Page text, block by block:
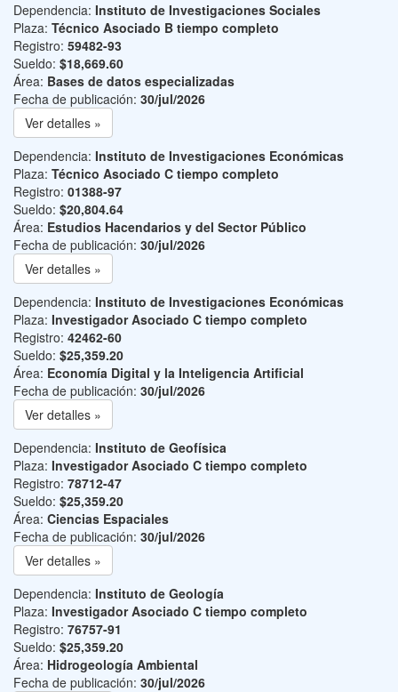
Dependencia: Instituto de Investigaciones Sociales
Plaza: Técnico Asociado B tiempo completo
Registro: 59482-93
Sueldo: $18,669.60
Área: Bases de datos especializadas
Fecha de publicación: 30/jul/2026
Ver detalles »
Dependencia: Instituto de Investigaciones Económicas
Plaza: Técnico Asociado C tiempo completo
Registro: 01388-97
Sueldo: $20,804.64
Área: Estudios Hacendarios y del Sector Público
Fecha de publicación: 30/jul/2026
Ver detalles »
Dependencia: Instituto de Investigaciones Económicas
Plaza: Investigador Asociado C tiempo completo
Registro: 42462-60
Sueldo: $25,359.20
Área: Economía Digital y la Inteligencia Artificial
Fecha de publicación: 30/jul/2026
Ver detalles »
Dependencia: Instituto de Geofísica
Plaza: Investigador Asociado C tiempo completo
Registro: 78712-47
Sueldo: $25,359.20
Área: Ciencias Espaciales
Fecha de publicación: 30/jul/2026
Ver detalles »
Dependencia: Instituto de Geología
Plaza: Investigador Asociado C tiempo completo
Registro: 76757-91
Sueldo: $25,359.20
Área: Hidrogeología Ambiental
Fecha de publicación: 30/jul/2026